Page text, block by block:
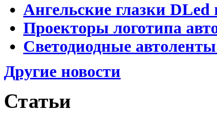
Ангельские глазки DLed
Проекторы логотипа
Светодиодные
Другие новости
Статьи